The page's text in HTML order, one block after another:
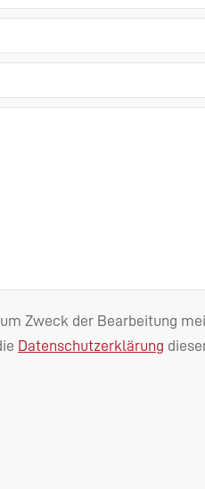
Zweck der Bearbeitung
Datenschutzerklärung